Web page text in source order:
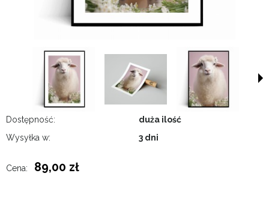
Dostępność:
duża ilość
Wysyłka w:
3 dni
Cena: 89,00 zł